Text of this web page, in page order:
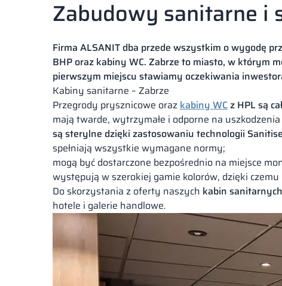
Zabudowy sanitarne i
Firma ALSANIT dba przede wszystkim o wygodę
BHP oraz kabiny WC. Zabrze to miasto, w którym
pierwszym miejscu stawiamy oczekiwania
Kabiny sanitarne – Zabrze
Przegrody prysznicowe orazkabiny WCz HPL są
mają twarde, wytrzymałe i odporne na
są sterylne dzięki zastosowaniu technologii
spełniają wszystkie wymagane normy;
mogą być dostarczone bezpośrednio na miejsce
występują w szerokiej gamie kolorów, dzięki
Do skorzystania z oferty naszych kabin sanitarnych
hotele i galerie handlowe.